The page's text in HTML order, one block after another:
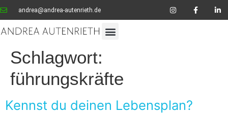
andrea@andrea-autenrieth.de
Schlagwort:
führungskräfte
Kennst du deinen Lebensplan?